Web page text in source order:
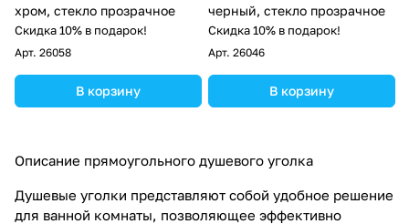
хром, стекло прозрачное
Скидка 10% в подарок!
Арт. 26058
В корзину
черный, стекло прозрачное
Скидка 10% в подарок!
Арт. 26046
В корзину
Описание прямоугольного душевого уголка
Душевые уголки представляют собой удобное решение
для ванной комнаты, позволяющее эффективно